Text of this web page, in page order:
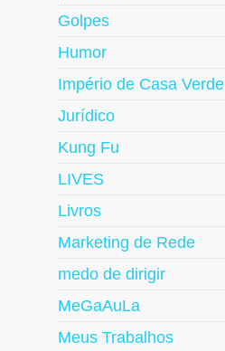
Golpes
Humor
Império de Casa Verde
Jurídico
Kung Fu
LIVES
Livros
Marketing de Rede
medo de dirigir
MeGaAuLa
Meus Trabalhos